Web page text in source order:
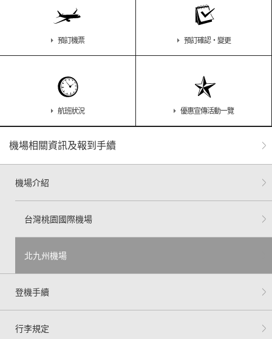
機場相關資訊及報到手續
機場介紹
台灣桃園國際機場
北九州機場
登機手續
行李規定
預訂機票 預訂確認・變更
航班狀況 優惠宣傳活動一覽